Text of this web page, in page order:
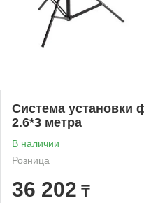
Система установки
2.6*3 метра
В наличии
Розница
36 202 ₸